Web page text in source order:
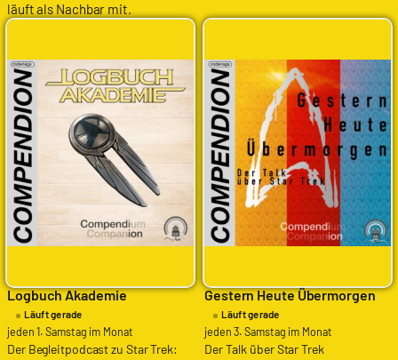
läuft als Nachbar mit.
Logbuch Akademie
Läuft gerade
jeden 1. Samstag im Monat
Der Begleitpodcast zu Star Trek:
Gestern Heute Übermorgen
Läuft gerade
jeden 3. Samstag im Monat
Der Talk über Star Trek